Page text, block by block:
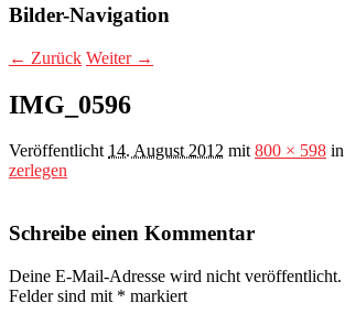
Bilder-Navigation
← Zurück Weiter →
IMG_0596
Veröffentlicht 14. August 2012 mit800 × 598 in
zerlegen
Schreibe einen Kommentar
Deine E-Mail-Adresse wird nicht veröffentlicht.
Felder sind mit * markiert